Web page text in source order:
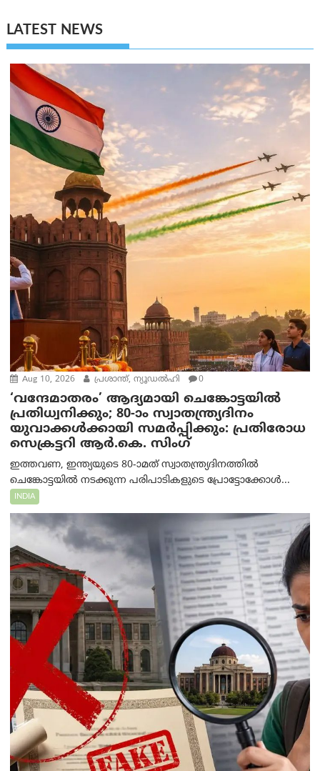
LATEST NEWS
Aug 10, 2026 പ്രശാന്ത്, ന്യൂഡല്‍ഹി 0
‘വന്ദേമാതരം’ ആദ്യമായി ചെങ്കോട്ടയിൽ
പ്രതിധ്വനിക്കും; 80-ാം സ്വാതന്ത്ര്യദിനം
യുവാക്കൾക്കായി സമർപ്പിക്കും: പ്രതിരോധ
സെക്രട്ടറി ആർ.കെ. സിംഗ്
ഇത്തവണ, ഇന്ത്യയുടെ 80-ാമത് സ്വാതന്ത്ര്യദിനത്തിൽ
ചെങ്കോട്ടയിൽ നടക്കുന്ന പരിപാടികളുടെ പ്രോട്ടോക്കോൾ...
INDIA